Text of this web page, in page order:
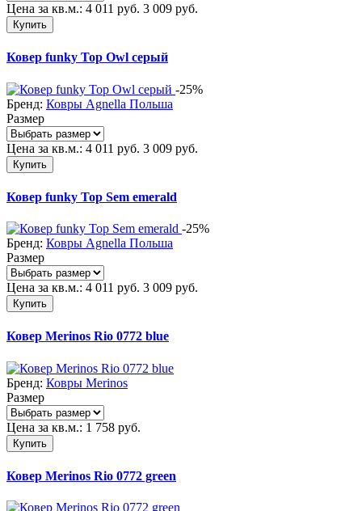
Цена за кв.м.: 4 011 руб. 3 009 руб.
Купить
Ковер funky Top Owl серый
-25%
Бренд: Ковры Agnella Польша
Размер
Цена за кв.м.: 4 011 руб. 3 009 руб.
Купить
Ковер funky Top Sem emerald
-25%
Бренд: Ковры Agnella Польша
Размер
Цена за кв.м.: 4 011 руб. 3 009 руб.
Купить
Ковер Merinos Rio 0772 blue
Бренд: Ковры Merinos
Размер
Цена за кв.м.: 1 758 руб.
Купить
Ковер Merinos Rio 0772 green